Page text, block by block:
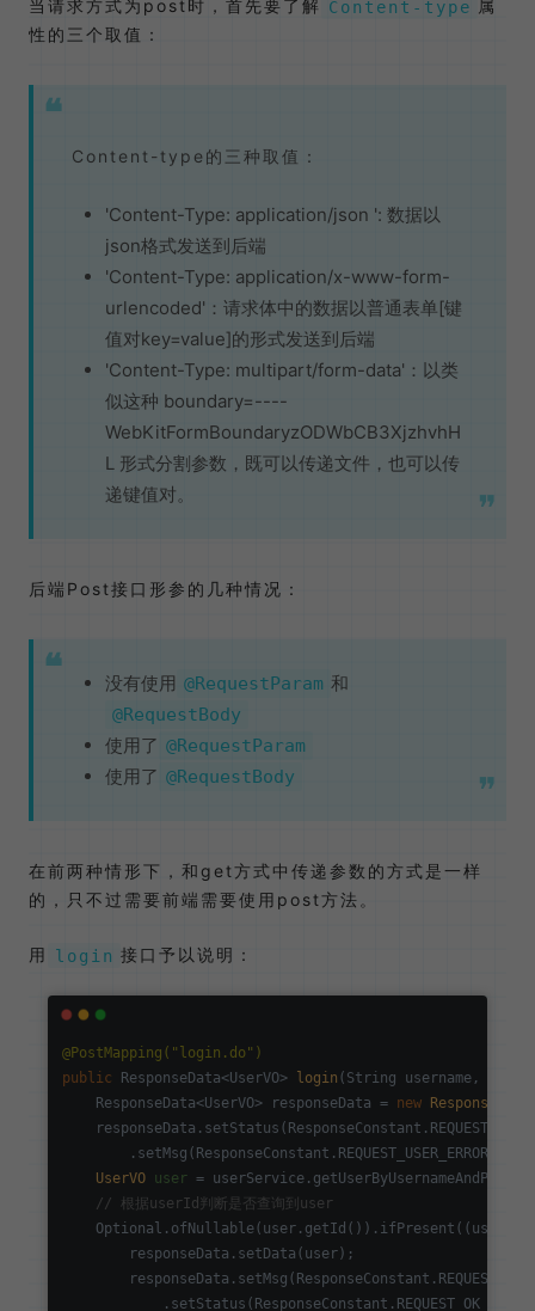
当请求方式为post时，首先要了解 Content-type 属
性的三个取值：
Content-type的三种取值：
'Content-Type: application/json ': 数据以
json格式发送到后端
'Content-Type: application/x-www-form-
urlencoded'：请求体中的数据以普通表单[键
值对key=value]的形式发送到后端
'Content-Type: multipart/form-data'：以类
似这种 boundary=----
WebKitFormBoundaryzODWbCB3XjzhvhH
L 形式分割参数，既可以传递文件，也可以传
递键值对。
后端Post接口形参的几种情况：
没有使用 @RequestParam 和
@RequestBody
使用了 @RequestParam
使用了 @RequestBody
在前两种情形下，和get方式中传递参数的方式是一样
的，只不过需要前端需要使用post方法。
用 login 接口予以说明：
@PostMapping("login.do")
public ResponseData<UserVO> login (String username,
ResponseData<UserVO> responseData = new ResponseData
.setMsg(ResponseConstant.REQUEST_USER_ERROR);
UserVO user =
// 根据userId判断是否查询到user
responseData.setData(user);